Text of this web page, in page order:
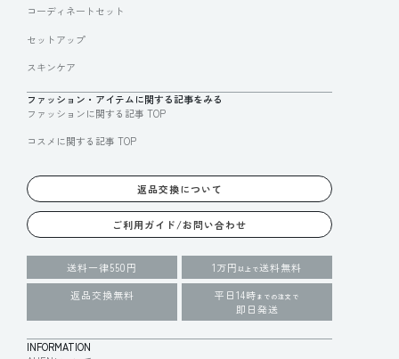
コーディネートセット
セットアップ
スキンケア
ファッション・アイテムに関する記事をみる
ファッションに関する記事 TOP
コスメに関する記事 TOP
返品交換について
ご利用ガイド/お問い合わせ
送料一律550円 1万円 以上で送料無料
返品交換無料
平日14時 までの注文で
即日発送
INFORMATION